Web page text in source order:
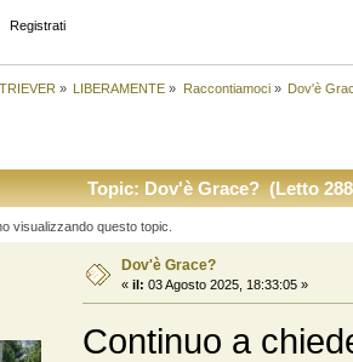
Registrati
» LIBERAMENTE » Raccontiamoci» Dov'è
Topic: Dov'è Grace? (Letto
visualizzando questo topic.
Dov'è Grace?
« il: 03 Agosto 2025, 18:33:05 »
Continuo a